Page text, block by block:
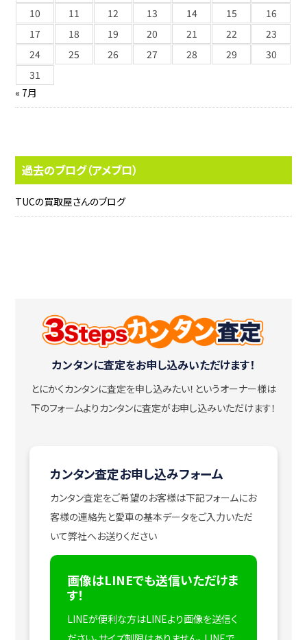
10
11 12 13 14 15
16
17
18 19 20 21 22
23
24
25 26 27 28 29
30
31
« 7月
過去のブログ（アメブロ）
TUCの買取屋さんのブログ
カンタンに査定をお申し込みいただけます！
とにかくカンタンに査定を申し込みたい！ というオーナー様は
下のフォームよりカンタンに査定がお申し込みいただけます！
カンタン査定お申し込みフォーム
カンタン査定をご希望のお客様は下記フォームにお
客様の連絡先と愛車の基本データをご入力いただ
いて弊社へお送りください
画像はLINEでも送信いただけま
す！
LINEが便利な方はLINEより画像を送信く